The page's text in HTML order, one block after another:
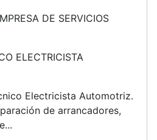
DE SERVICIOS
ELECTRICISTA
Electricista Automotriz.
de arrancadores,